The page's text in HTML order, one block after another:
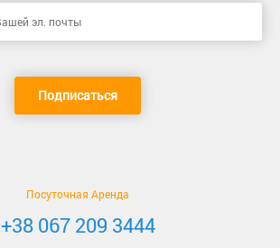
Подписаться
Посуточная Аренда
+38 067 209 3444